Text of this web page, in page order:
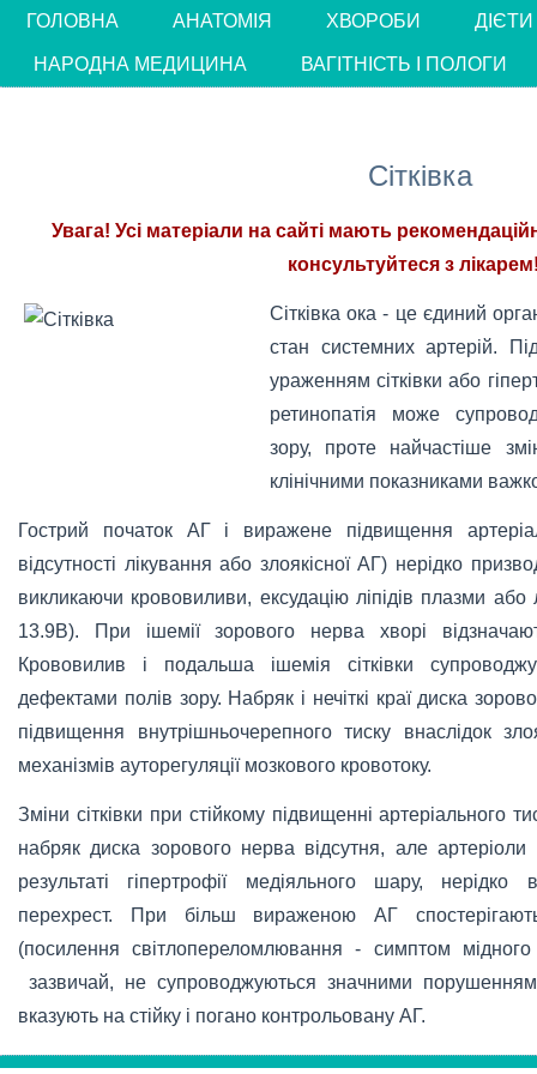
ГОЛОВНА АНАТОМІЯ ХВОРОБИ ДІЄТИ
НАРОДНА МЕДИЦИНА ВАГІТНІСТЬ І ПОЛОГИ
Сітківка
Увага! Усі матеріали на сайті мають
консультуйтеся з
Сітківка ока - це єдиний
стан системних артерій.
ураженням сітківки або
ретинопатія може
зору, проте найчастіше
клінічними показниками
Гострий початок АГ і виражене підвищення
відсутності лікування або злоякісної АГ) нерідко
викликаючи крововиливи, ексудацію ліпідів плазми або
13.9В). При ішемії зорового нерва хворі
Крововилив і подальша ішемія сітківки
дефектами полів зору. Набряк і нечіткі краї диска
підвищення внутрішньочерепного тиску внаслідок
механізмів ауторегуляції мозкового кровотоку.
Зміни сітківки при стійкому підвищенні артеріального
набряк диска зорового нерва відсутня, але артеріоли
результаті гіпертрофії медіяльного шару, нерідко
перехрест. При більш вираженою АГ
(посилення світлопереломлювання - симптом
зазвичай, не супроводжуються значними
вказують на стійку і погано контрольовану АГ.